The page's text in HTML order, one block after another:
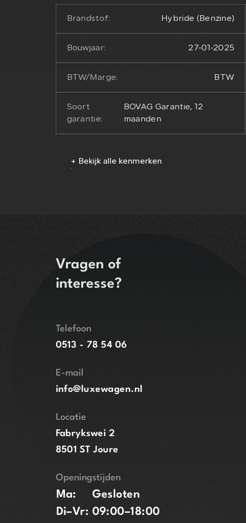
Brandstof: Hybride (Benzine)
Bouwjaar: 27-01-2025
BTW/Marge: BTW
Soort
garantie:
BOVAG Garantie, 12
maanden
+ Bekijk alle kenmerken
Vragen of
interesse?
Telefoon
0513 - 78 54 06
E-mail
info@luxewagen.nl
Locatie
Fabrykswei 2
8501 ST Joure
Openingstijden
Ma:
Gesloten
Di–Vr: 09:00–18:00